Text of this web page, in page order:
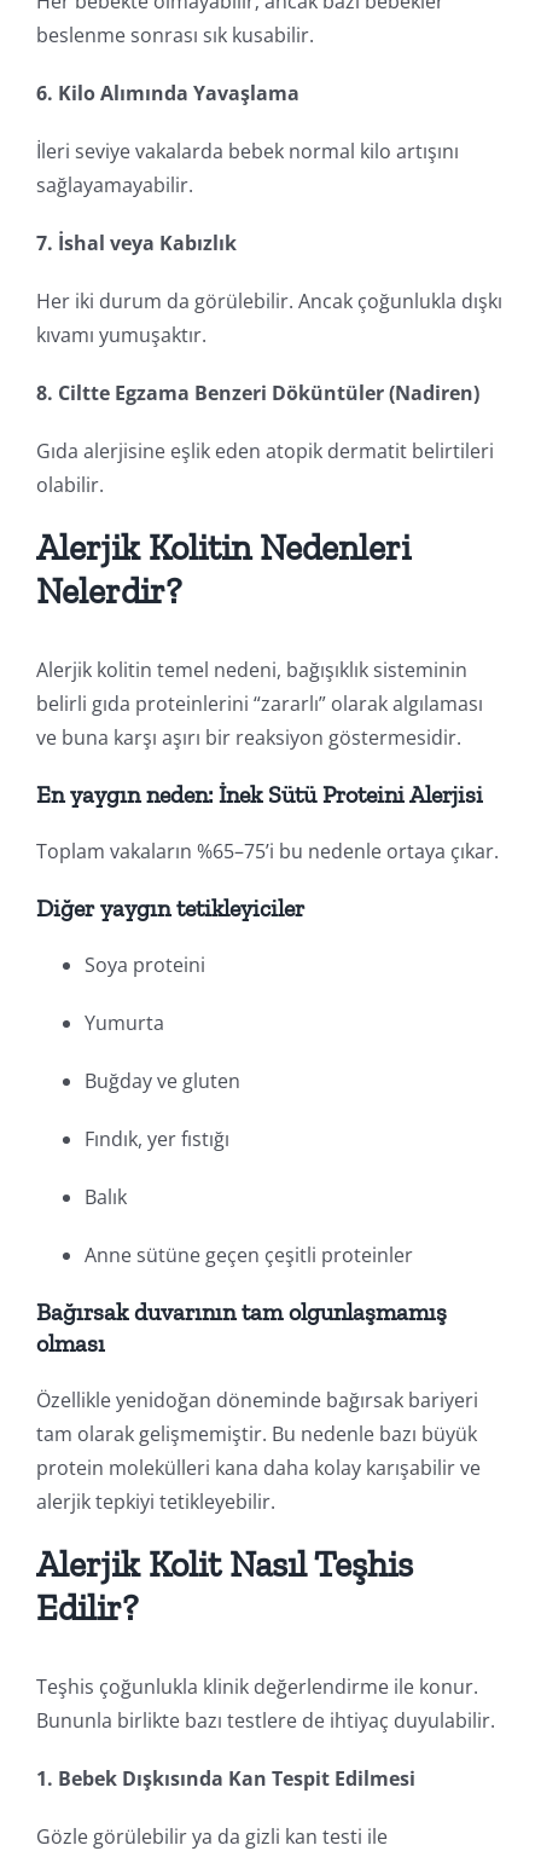
beslenme sonrası sık kusabilir.
6. Kilo Alımında Yavaşlama
İleri seviye vakalarda bebek normal kilo artışını
sağlayamayabilir.
7. İshal veya Kabızlık
Her iki durum da görülebilir. Ancak çoğunlukla dışkı
kıvamı yumuşaktır.
8. Ciltte Egzama Benzeri Döküntüler (Nadiren)
Gıda alerjisine eşlik eden atopik dermatit belirtileri
olabilir.
Alerjik Kolitin Nedenleri
Nelerdir?
Alerjik kolitin temel nedeni, bağışıklık sisteminin
belirli gıda proteinlerini “zararlı” olarak algılaması
ve buna karşı aşırı bir reaksiyon göstermesidir.
En yaygın neden: İnek Sütü Proteini Alerjisi
Toplam vakaların %65–75’i bu nedenle ortaya çıkar.
Diğer yaygın tetikleyiciler
Soya proteini
Yumurta
Buğday ve gluten
Fındık, yer fıstığı
Balık
Anne sütüne geçen çeşitli proteinler
Bağırsak duvarının tam olgunlaşmamış
olması
Özellikle yenidoğan döneminde bağırsak bariyeri
tam olarak gelişmemiştir. Bu nedenle bazı büyük
protein molekülleri kana daha kolay karışabilir ve
alerjik tepkiyi tetikleyebilir.
Alerjik Kolit Nasıl Teşhis
Edilir?
Teşhis çoğunlukla klinik değerlendirme ile konur.
Bununla birlikte bazı testlere de ihtiyaç duyulabilir.
1. Bebek Dışkısında Kan Tespit Edilmesi
Gözle görülebilir ya da gizli kan testi ile